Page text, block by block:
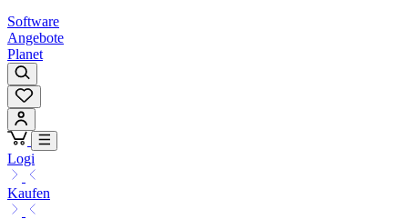
Software
Angebote
Planet
Logi
Kaufen